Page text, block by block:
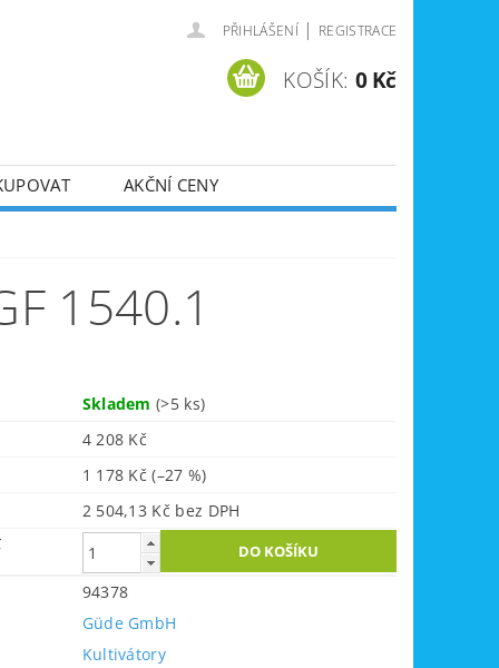
PŘIHLÁŠENÍ | REGISTRACE
KOŠÍK: 0 Kč
AKČNÍ CENY
ÚKLIDOVÁ TECHNIKA
1540.1
Skladem(>5 ks)
4 208 Kč
1 178 Kč(–27 %)
2 504,13 Kč bez DPH
94378
Güde GmbH
Kultivátory